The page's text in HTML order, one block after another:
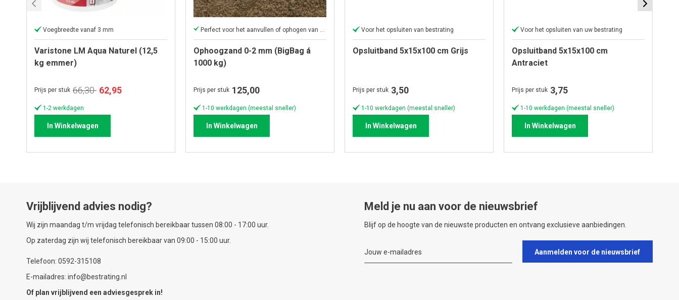
Voegbreedte vanaf 3 mm
Varistone LM Aqua Naturel (12,5
kg emmer)
Prijs per stuk 66,30 Speciale
62,95
1-2 werkdagen
In Winkelwagen
Ophoogzand 0-2 mm (BigBag á
1000 kg)
Prijs per stuk 125,00
1-10 werkdagen (meestal sneller)
In Winkelwagen
Voor het opsluiten van bestrating
Opsluitband 5x15x100 cm Grijs
Prijs per stuk 3,50
1-10 werkdagen (meestal sneller)
In Winkelwagen
Voor het opsluiten van uw bestrating
Opsluitband 5x15x100 cm
Antraciet
Prijs per stuk 3,75
1-10 werkdagen (meestal sneller)
In Winkelwagen
Vrijblijvend advies nodig?
Wij zijn maandag t/m vrijdag telefonisch bereikbaar tussen 08:00 - 17:00 uur.
Op zaterdag zijn wij telefonisch bereikbaar van 09:00 - 15:00 uur.
Telefoon: 0592-315108
E-mailadres: info@bestrating.nl
Of plan vrijblijvend een adviesgesprek in!
Meld je nu aan voor de nieuwsbrief
Blijf op de hoogte van de nieuwste producten en ontvang exclusieve aanbiedingen.
Aanmelden voor de nieuwsbrief